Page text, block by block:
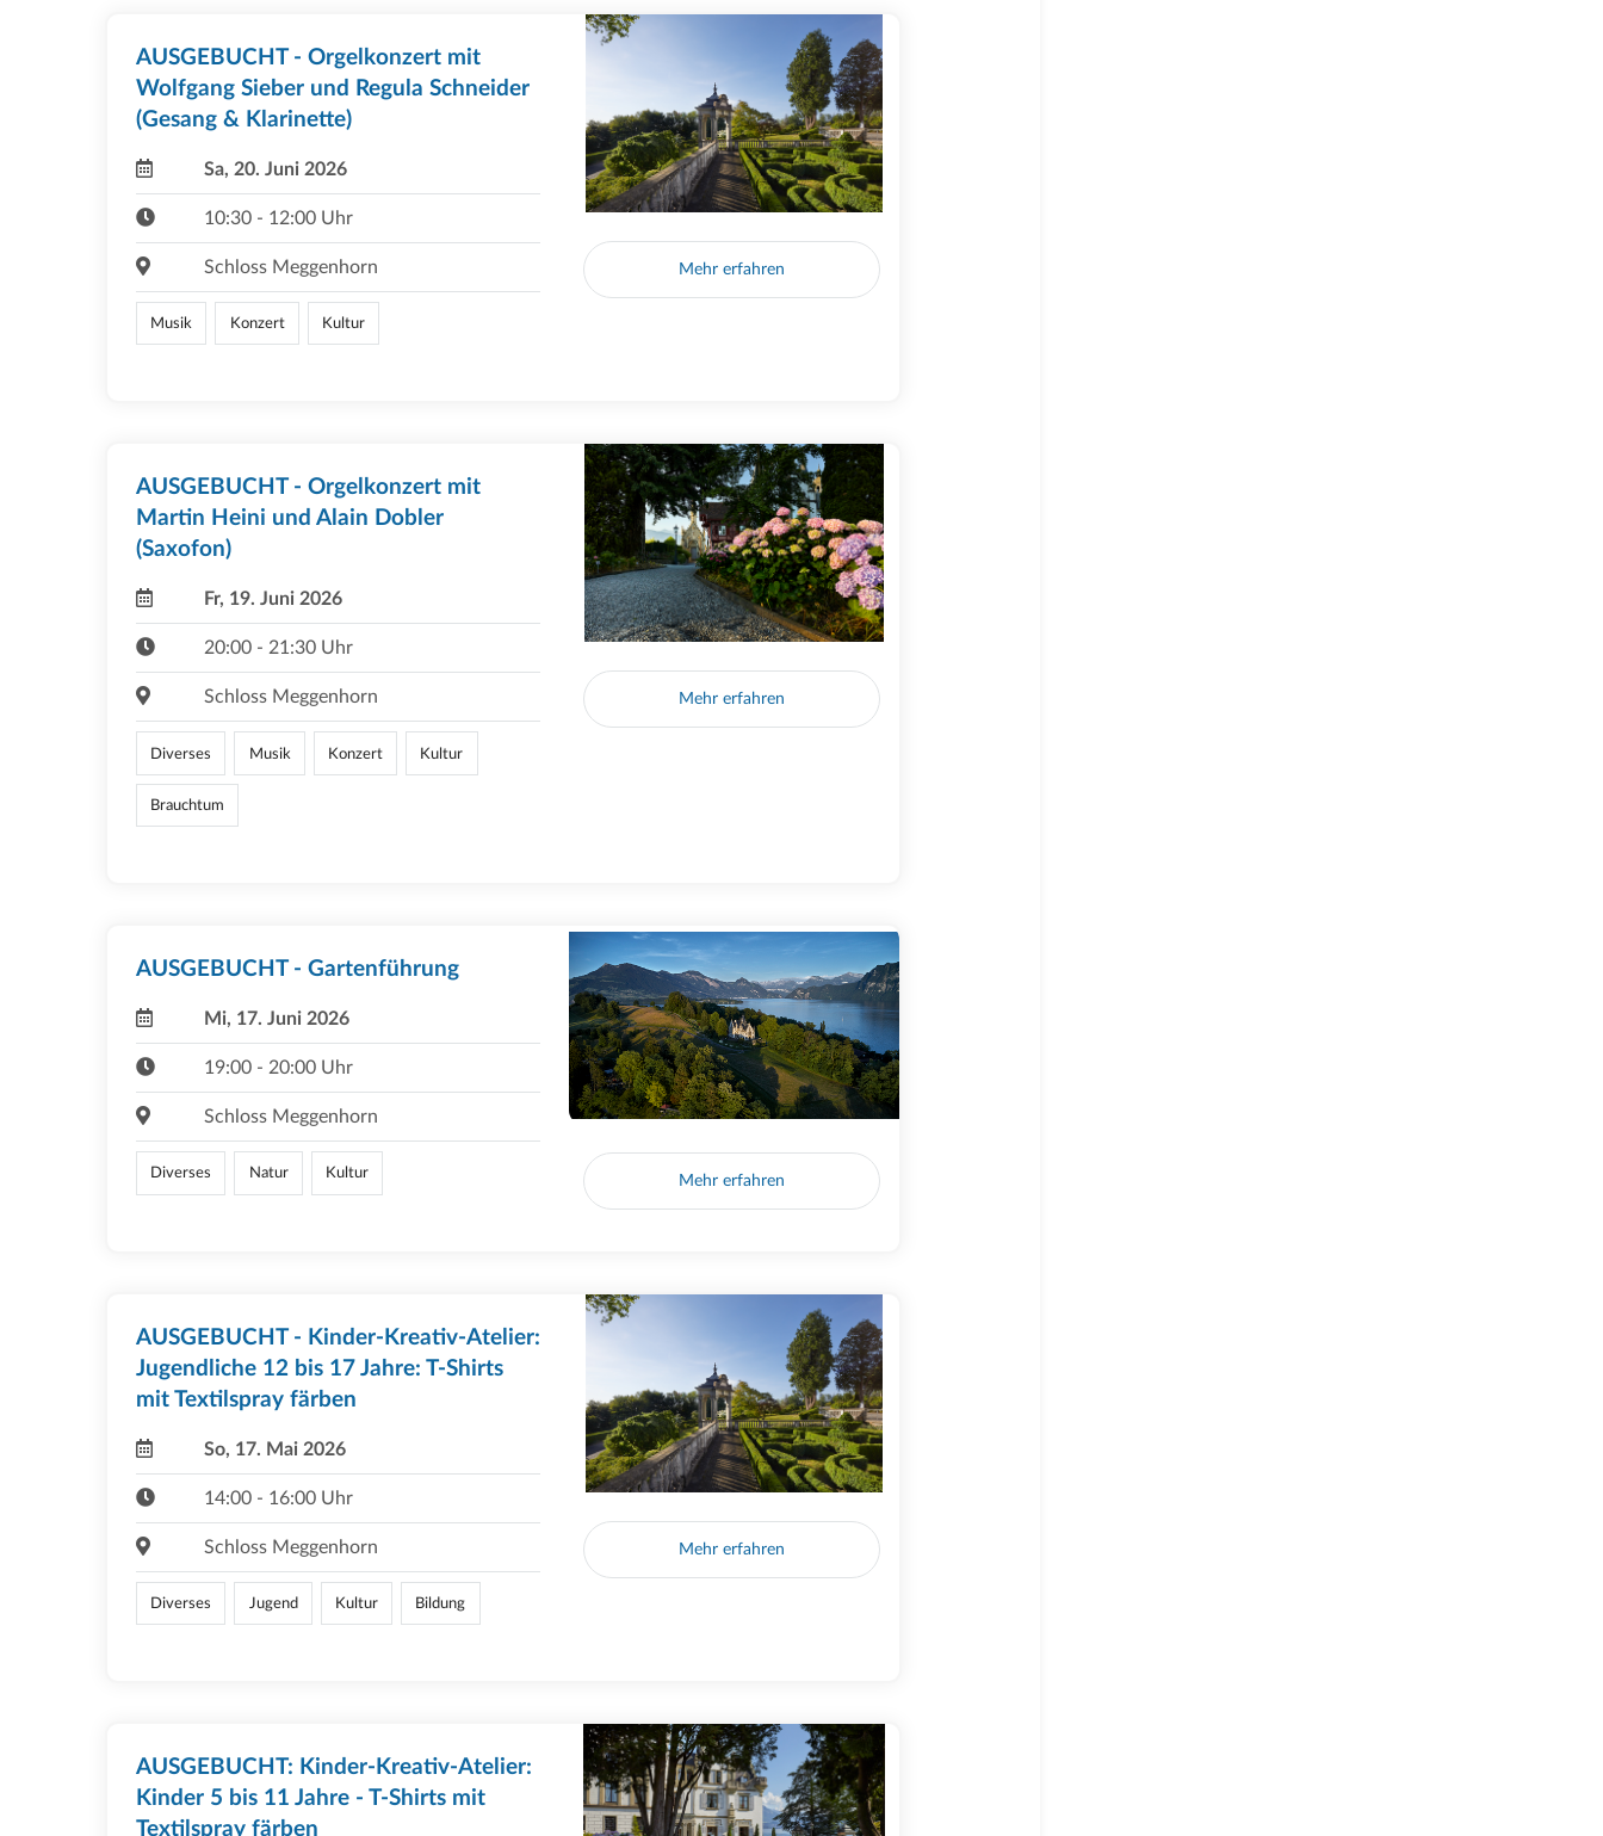
AUSGEBUCHT - Orgelkonzert mit
Wolfgang Sieber und Regula Schneider
(Gesang & Klarinette)
Sa, 20. Juni 2026
10:30 - 12:00 Uhr
Schloss Meggenhorn
Musik Konzert Kultur
Mehr erfahren
AUSGEBUCHT - Orgelkonzert mit
Martin Heini und Alain Dobler
(Saxofon)
Fr, 19. Juni 2026
20:00 - 21:30 Uhr
Schloss Meggenhorn
Diverses Musik Konzert Kultur
Brauchtum
Mehr erfahren
AUSGEBUCHT - Gartenführung
Mi, 17. Juni 2026
19:00 - 20:00 Uhr
Schloss Meggenhorn
Diverses Natur Kultur Mehr erfahren
AUSGEBUCHT - Kinder-Kreativ-Atelier:
Jugendliche 12 bis 17 Jahre: T-Shirts
mit Textilspray färben
So, 17. Mai 2026
14:00 - 16:00 Uhr
Schloss Meggenhorn
Diverses Jugend Kultur Bildung
Mehr erfahren
AUSGEBUCHT: Kinder-Kreativ-Atelier:
Kinder 5 bis 11 Jahre - T-Shirts mit
Textilspray färben